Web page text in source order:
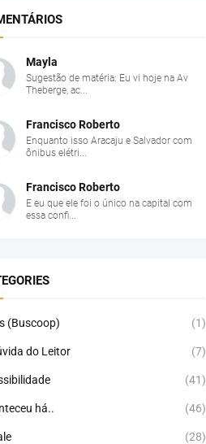
Mayla
Sugestão de matéria: Eu vi hoje na Av
Theberge, ac...
Francisco Roberto
Enquanto isso Aracaju e Salvador com
ônibus elétri...
Francisco Roberto
E eu que ele foi o único na capital com
essa confi...
(Buscoop) (1)
do Leitor (7)
(41)
há.. (46)
(28)